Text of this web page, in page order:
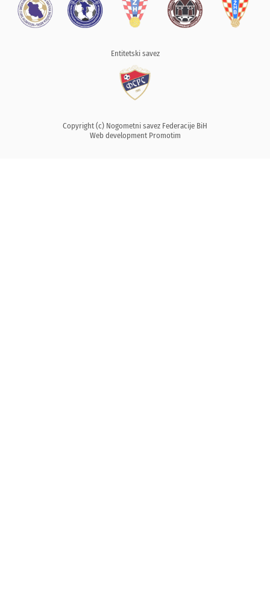
Entitetski savez
Copyright (c) Nogometni savez Federacije BiH
Web development Promotim